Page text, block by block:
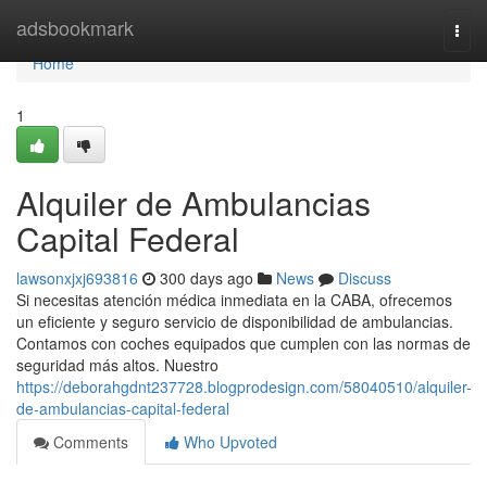
adsbookmark
Home
Home
1
Alquiler de Ambulancias
Capital Federal
lawsonxjxj693816 300 days ago News
Discuss
Si necesitas atención médica inmediata en la CABA, ofrecemos
un eficiente y seguro servicio de disponibilidad de ambulancias.
Contamos con coches equipados que cumplen con las normas de
seguridad más altos. Nuestro
https://deborahgdnt237728.blogprodesign.com/58040510/alquiler-
de-ambulancias-capital-federal
Comments
Who Upvoted